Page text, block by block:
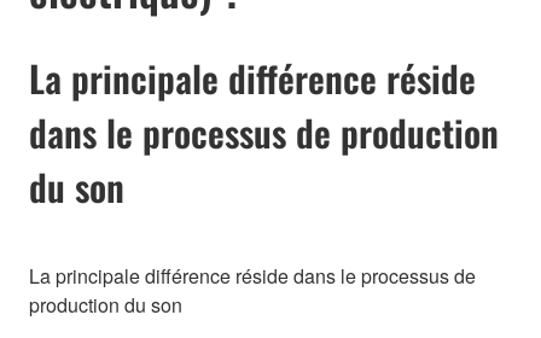
La principale différence réside
dans le processus de production
du son
La principale différence réside dans le processus de
production du son